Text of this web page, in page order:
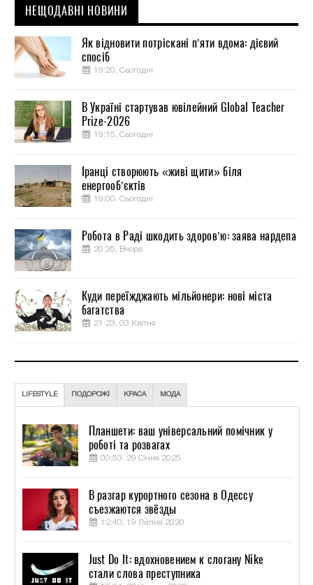
НЕЩОДАВНІ НОВИНИ
Як відновити потріскані п’яти вдома: дієвий
спосіб
19:20, Сьогодні
В Україні стартував ювілейний Global Teacher
Prize-2026
19:15, Сьогодні
Іранці створюють «живі щити» біля
енергооб’єктів
19:00, Сьогодні
Робота в Раді шкодить здоров’ю: заява нардепа
20:25, Вчора
Куди переїжджають мільйонери: нові міста
багатства
21:23, 03 Квітня
LIFESTYLE ПОДОРОЖІ КРАСА МОДА
Планшети: ваш універсальний помічник у
роботі та розвагах
00:53, 29 Січня 2025
В разгар курортного сезона в Одессу
съезжаются звёзды
12:40, 19 Липня 2020
Just Do It: вдохновением к слогану Nike
стали слова преступника